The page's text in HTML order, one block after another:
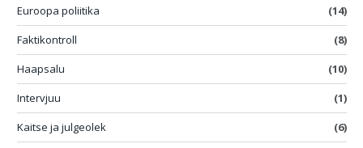
Euroopa poliitika
(14)
Faktikontroll
(8)
Haapsalu
(10)
Intervjuu
(1)
Kaitse ja julgeolek
(6)